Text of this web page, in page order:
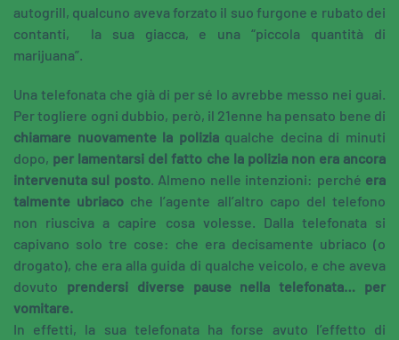
autogrill, qualcuno aveva forzato il suo furgone e rubato dei
contanti, la sua giacca, e una “piccola quantità di
marijuana”.
Una telefonata che già di per sé lo avrebbe messo nei guai.
Per togliere ogni dubbio, però, il 21enne ha pensato bene di
chiamare nuovamente la poliziaqualche decina di minuti
dopo, per lamentarsi del fatto che la polizia non era ancora
intervenuta sul posto. Almeno nelle intenzioni: perché era
talmente ubriaco che l’agente all’altro capo del telefono
non riusciva a capire cosa volesse. Dalla telefonata si
capivano solo tre cose: che era decisamente ubriaco (o
drogato), che era alla guida di qualche veicolo, e che aveva
dovuto prendersi diverse pause nella telefonata… per
vomitare.
In effetti, la sua telefonata ha forse avuto l’effetto di